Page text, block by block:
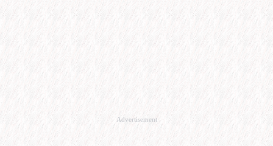
Advertisement